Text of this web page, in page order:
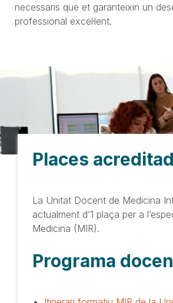
necessaris que et garanteixin un
professional excel·lent.
Places
La Unitat Docent de Medicina
actualment d’1 plaça per a
Medicina (MIR).
Programa